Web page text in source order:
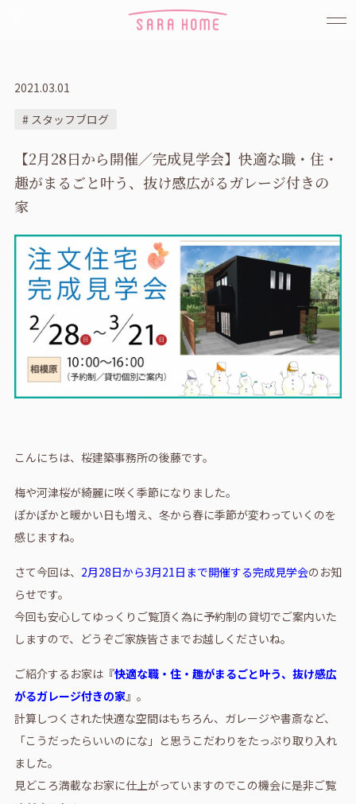
2021.03.01
# スタッフブログ
【2月28日から開催／完成見学会】快適な職・住・
趣がまるごと叶う、抜け感広がるガレージ付きの
家
こんにちは、桜建築事務所の後藤です。
梅や河津桜が綺麗に咲く季節になりました。
ぽかぽかと暖かい日も増え、冬から春に季節が変わっていくのを
感じますね。
さて今回は、 2月28日から3月21日まで開催する完成見学会のお知
らせです。
今回も安心してゆっくりご覧頂く為に予約制の貸切でご案内いた
しますので、どうぞご家族皆さまでお越しくださいね。
ご紹介するお家は『快適な職・住・趣がまるごと叶う、抜け感広
がるガレージ付きの家』 。
計算しつくされた快適な空間はもちろん、ガレージや書斎など、
「こうだったらいいのにな」と思うこだわりをたっぷり取り入れ
ました。
見どころ満載なお家に仕上がっていますのでこの機会に是非ご覧